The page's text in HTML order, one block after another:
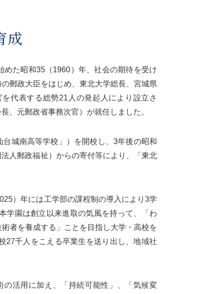
成
た昭和35（1960）年、社会の期待を受け
郵政大臣をはじめ、東北大学総長、宮城県
代表する総勢21人の発起人により設立さ
、元郵政省事務次官）が就任しました。
城南高等学校」）を開校し、3年後の昭和
人郵政福祉）からの寄付等により、「東北
）年には工学部の課程制の導入により3学
学園は創立以来進取の気風を持って、「わ
者を養成する」ことを目指し大学・高校を
27千人をこえる卒業生を送り出し、地域社
活用に加え、「持続可能性」、「気候変